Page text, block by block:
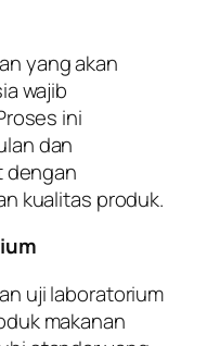
yang akan
wajib
ini
dan
dengan
kualitas produk.
uji laboratorium
makanan